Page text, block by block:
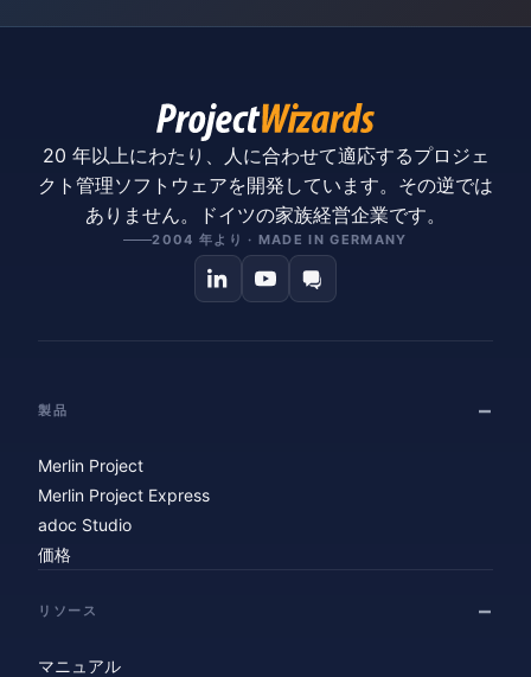
20 年以上にわたり、人に合わせて適応するプロジェ
クト管理ソフトウェアを開発しています。その逆では
ありません。ドイツの家族経営企業です。
2004 年より · MADE IN GERMANY
製品
Merlin Project
Merlin Project Express
adoc Studio
価格
リソース
マニュアル